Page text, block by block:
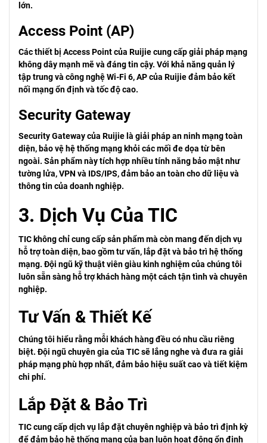
lớn.
Access Point (AP)
Các thiết bị Access Point của Ruijie cung cấp giải pháp mạng
không dây mạnh mẽ và đáng tin cậy. Với khả năng quản lý
tập trung và công nghệ Wi-Fi 6, AP của Ruijie đảm bảo kết
nối mạng ổn định và tốc độ cao.
Security Gateway
Security Gateway của Ruijie là giải pháp an ninh mạng toàn
diện, bảo vệ hệ thống mạng khỏi các mối đe dọa từ bên
ngoài. Sản phẩm này tích hợp nhiều tính năng bảo mật như
tường lửa, VPN và IDS/IPS, đảm bảo an toàn cho dữ liệu và
thông tin của doanh nghiệp.
3. Dịch Vụ Của TIC
TIC không chỉ cung cấp sản phẩm mà còn mang đến dịch vụ
hỗ trợ toàn diện, bao gồm tư vấn, lắp đặt và bảo trì hệ thống
mạng. Đội ngũ kỹ thuật viên giàu kinh nghiệm của chúng tôi
luôn sẵn sàng hỗ trợ khách hàng một cách tận tình và chuyên
nghiệp.
Tư Vấn & Thiết Kế
Chúng tôi hiểu rằng mỗi khách hàng đều có nhu cầu riêng
biệt. Đội ngũ chuyên gia của TIC sẽ lắng nghe và đưa ra giải
pháp mạng phù hợp nhất, đảm bảo hiệu suất cao và tiết kiệm
chi phí.
Lắp Đặt & Bảo Trì
TIC cung cấp dịch vụ lắp đặt chuyên nghiệp và bảo trì định kỳ
để đảm bảo hệ thống mạng của bạn luôn hoạt động ổn định